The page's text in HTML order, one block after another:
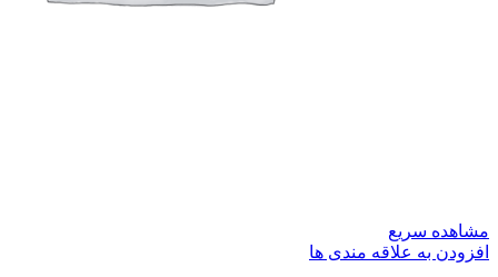
مشاهده سریع
افزودن به علاقه مندی ها